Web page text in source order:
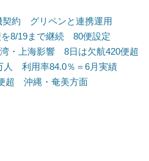
契約 グリペンと連携運用
8/19まで継続 80便設定
・上海影響 8日は欠航420便超
人 利用率84.0％＝6月実績
超 沖縄・奄美方面